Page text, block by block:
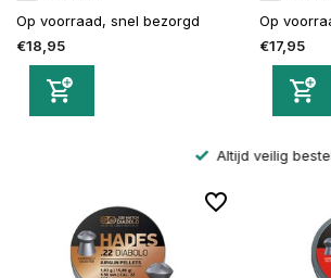
Op voorraad, snel bezorgd
€18,95
Op
€17,95
Altijd veilig bestellen en